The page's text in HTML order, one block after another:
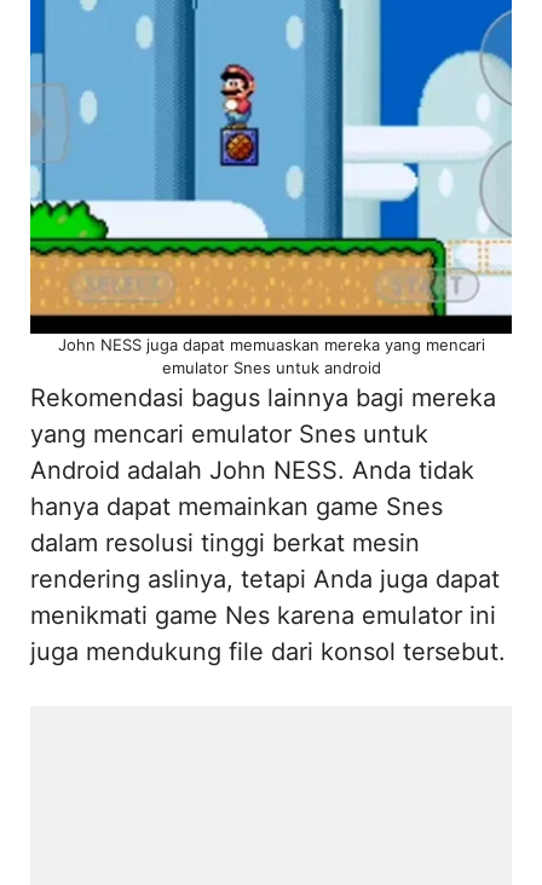
John NESS juga dapat memuaskan mereka yang mencari
emulator Snes untuk android
Rekomendasi bagus lainnya bagi mereka
yang mencari emulator Snes untuk
Android adalah John NESS. Anda tidak
hanya dapat memainkan game Snes
dalam resolusi tinggi berkat mesin
rendering aslinya, tetapi Anda juga dapat
menikmati game Nes karena emulator ini
juga mendukung file dari konsol tersebut.